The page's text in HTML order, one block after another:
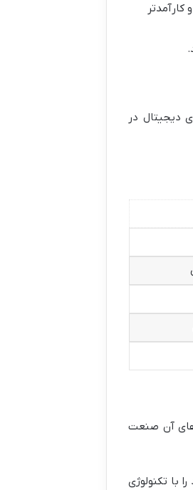
دیجیتال در
های آن صنعت
با تکنولوژی